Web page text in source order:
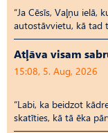
“Ja Cēsīs, Vaļņu ielā,
autostāvvietu, kā tad
Atļāva visam
15:08, 5. Aug, 2026
“Labi, ka beidzot
skatīties, kā tā ēka